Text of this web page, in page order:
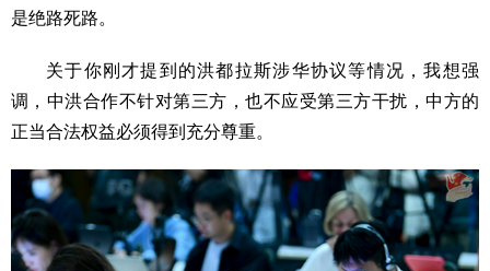
是绝路死路。
关于你刚才提到的洪都拉斯涉华协议等情况，我想强
调，中洪合作不针对第三方，也不应受第三方干扰，中方的
正当合法权益必须得到充分尊重。